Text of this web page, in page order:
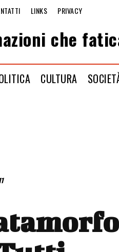
LINKS PRIVACY
che
CULTURA